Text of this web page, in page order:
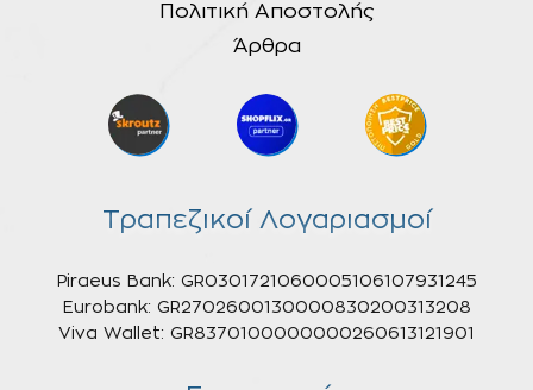
Πολιτική Αποστολής
Άρθρα
Τραπεζικοί Λογαριασμοί
Piraeus Bank: GR0301721060005106107931245
Eurobank: GR2702600130000830200313208
Viva Wallet: GR8370100000000260613121901